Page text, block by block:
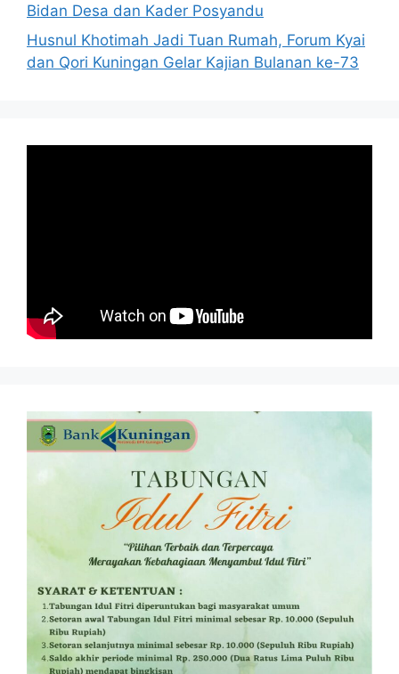
Bidan Desa dan Kader Posyandu
Husnul Khotimah Jadi Tuan Rumah, Forum Kyai
dan Qori Kuningan Gelar Kajian Bulanan ke-73